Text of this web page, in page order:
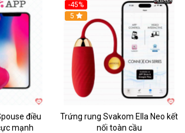
điều
mạnh
-45%
Hot
5
Trứng rung Svakom Ella Neo kết
nối toàn cầu